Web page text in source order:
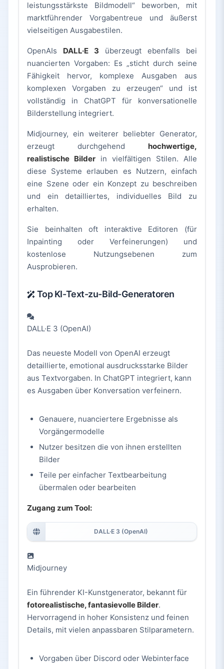
leistungsstärkste Bildmodell“ beworben, mit
marktführender Vorgabentreue und äußerst
vielseitigen Ausgabestilen.
OpenAIs DALL·E 3 überzeugt ebenfalls bei
nuancierten Vorgaben: Es „sticht durch seine
Fähigkeit hervor, komplexe Ausgaben aus
komplexen Vorgaben zu erzeugen“ und ist
vollständig in ChatGPT für konversationelle
Bilderstellung integriert.
Midjourney, ein weiterer beliebter Generator,
erzeugt durchgehend hochwertige,
realistische Bilder in vielfältigen Stilen. Alle
diese Systeme erlauben es Nutzern, einfach
eine Szene oder ein Konzept zu beschreiben
und ein detailliertes, individuelles Bild zu
erhalten.
Sie beinhalten oft interaktive Editoren (für
Inpainting oder Verfeinerungen) und
kostenlose Nutzungsebenen zum
Ausprobieren.
Top KI-Text-zu-Bild-Generatoren
DALL·E 3 (OpenAI)
Das neueste Modell von OpenAI erzeugt
detaillierte, emotional ausdrucksstarke Bilder
aus Textvorgaben. In ChatGPT integriert, kann
es Ausgaben über Konversation verfeinern.
Genauere, nuanciertere Ergebnisse als
Vorgängermodelle
Nutzer besitzen die von ihnen erstellten
Bilder
Teile per einfacher Textbearbeitung
übermalen oder bearbeiten
Zugang zum Tool:
DALL·E 3 (OpenAI)
Midjourney
Ein führender KI-Kunstgenerator, bekannt für
fotorealistische, fantasievolle Bilder.
Hervorragend in hoher Konsistenz und feinen
Details, mit vielen anpassbaren Stilparametern.
Vorgaben über Discord oder Webinterface